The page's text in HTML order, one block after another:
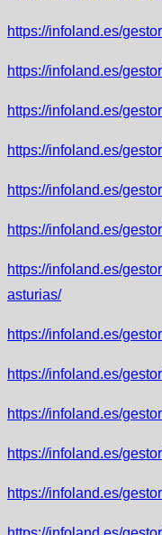
https://infoland.es/
https://infoland.es/
https://infoland.es/
https://infoland.es/
https://infoland.es/
https://infoland.es/
https://infoland.es/
asturias/
https://infoland.es/
https://infoland.es/
https://infoland.es/
https://infoland.es/
https://infoland.es/